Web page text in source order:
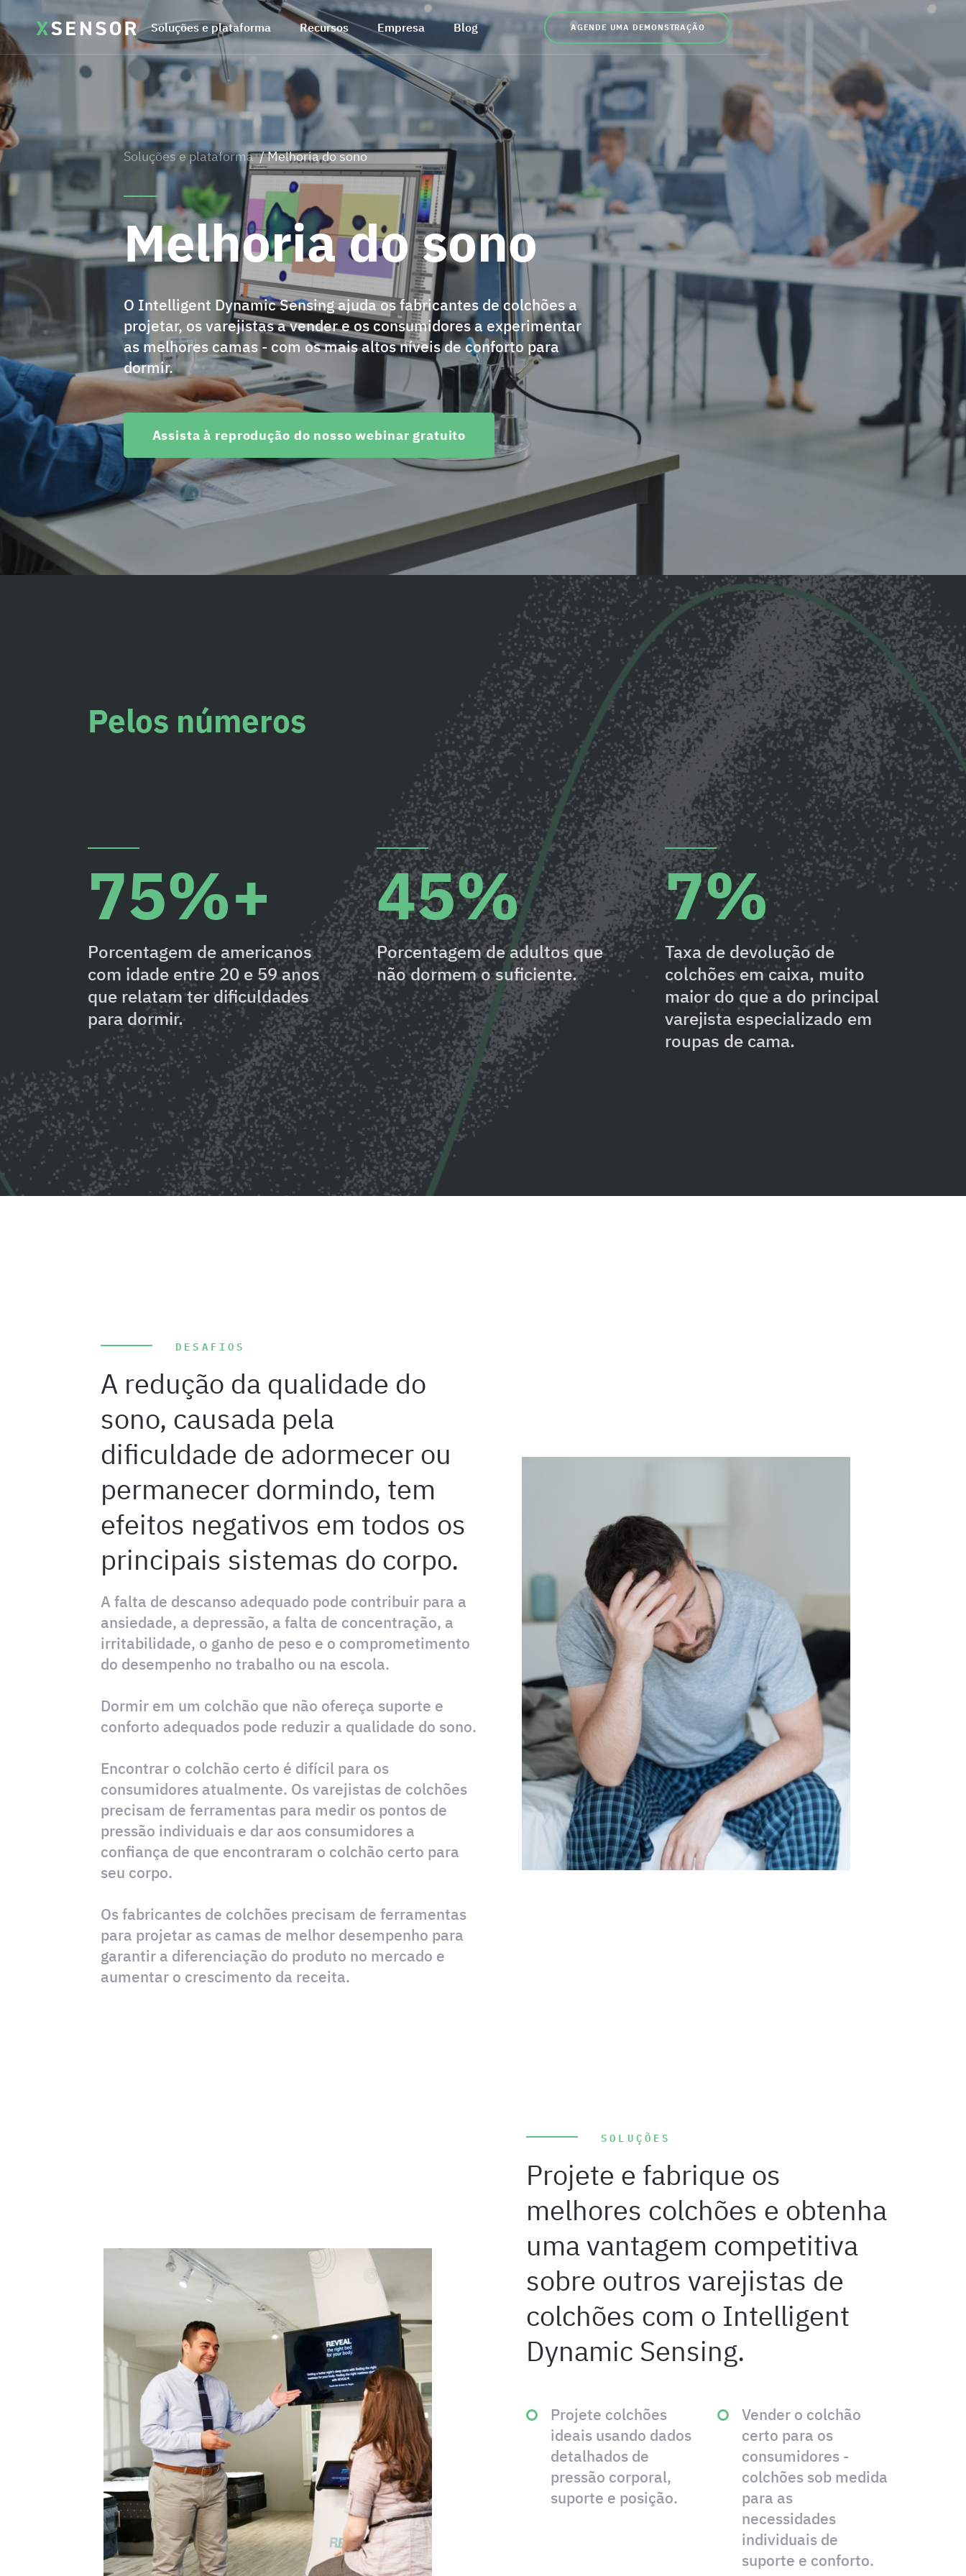
Soluções e plataforma Recursos Empresa Blog AGENDE UMA DEMONSTRAÇÃO
Soluções e plataforma / Melhoria do sono
Melhoria do sono
O Intelligent Dynamic Sensing ajuda os fabricantes de colchões a
projetar, os varejistas a vender e os consumidores a experimentar
as melhores camas - com os mais altos níveis de conforto para
dormir.
Assista à reprodução do nosso webinar gratuito
Pelos números
75%+
Porcentagem de americanos
com idade entre 20 e 59 anos
que relatam ter dificuldades
para dormir.
45%
Porcentagem de adultos que
não dormem o suficiente.
7%
Taxa de devolução de
colchões em caixa, muito
maior do que a do principal
varejista especializado em
roupas de cama.
DESAFIOS
A redução da qualidade do
sono, causada pela
dificuldade de adormecer ou
permanecer dormindo, tem
efeitos negativos em todos os
principais sistemas do corpo.
A falta de descanso adequado pode contribuir para a
ansiedade, a depressão, a falta de concentração, a
irritabilidade, o ganho de peso e o comprometimento
do desempenho no trabalho ou na escola.
Dormir em um colchão que não ofereça suporte e
conforto adequados pode reduzir a qualidade do sono.
Encontrar o colchão certo é difícil para os
consumidores atualmente. Os varejistas de colchões
precisam de ferramentas para medir os pontos de
pressão individuais e dar aos consumidores a
confiança de que encontraram o colchão certo para
seu corpo.
Os fabricantes de colchões precisam de ferramentas
para projetar as camas de melhor desempenho para
garantir a diferenciação do produto no mercado e
aumentar o crescimento da receita.
SOLUÇÕES
Projete e fabrique os
melhores colchões e obtenha
uma vantagem competitiva
sobre outros varejistas de
colchões com o Intelligent
Dynamic Sensing.
Projete colchões
ideais usando dados
detalhados de
pressão corporal,
suporte e posição.
Vender o colchão
certo para os
consumidores -
colchões sob medida
para as
necessidades
individuais de
suporte e conforto.